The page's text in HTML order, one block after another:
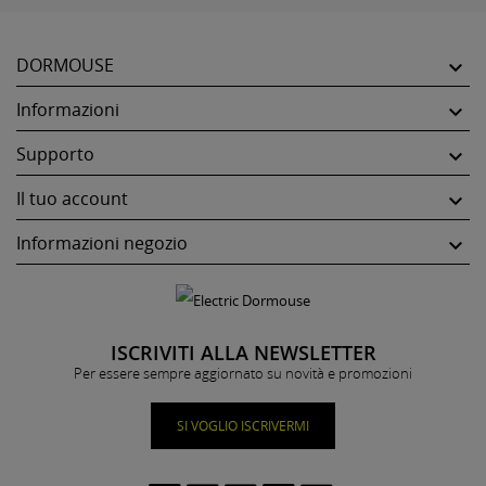
DORMOUSE 
Informazioni 
Supporto 
Il tuo account 
Informazioni negozio 
ISCRIVITI ALLA NEWSLETTER
Per essere sempre aggiornato su novità e promozioni
SI VOGLIO ISCRIVERMI